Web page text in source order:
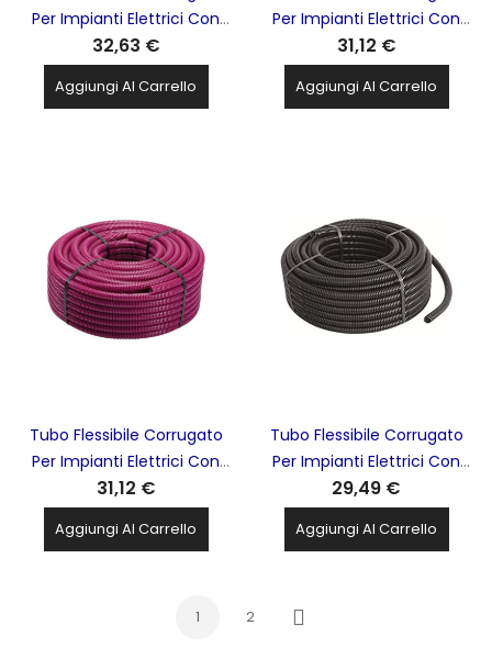
Per Impianti Elettrici Con
Tirafili D.16 100M. Nero Pvc
Serie Tieffe TUBIFOR -
TF01016NT100
32,63 €
Aggiungi Al Carrello
Per Impianti Elettrici Con
Tirafili D.20 100M. Blu Pvc
Serie Tieffe TUBIFOR -
TF01020BT100
31,12 €
Aggiungi Al Carrello
Tubo Flessibile Corrugato
Per Impianti Elettrici Con
Tirafili D.20 100M. Lilla Pvc
Serie Tieffe TUBIFOR -
TF01020LT100
31,12 €
Aggiungi Al Carrello
Tubo Flessibile Corrugato
Per Impianti Elettrici Con
Tirafili D.20 100M. Nero Pvc
Serie Tieffe TUBIFOR -
TF01020NT100
29,49 €
Aggiungi Al Carrello
1 2
Successivo